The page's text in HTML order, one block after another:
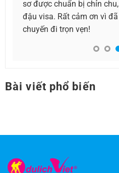
ràng nên cả nhà đều
gia đình mình có
người
Visa Thổ Nhĩ Kỳ ,Visa Ấn Độ